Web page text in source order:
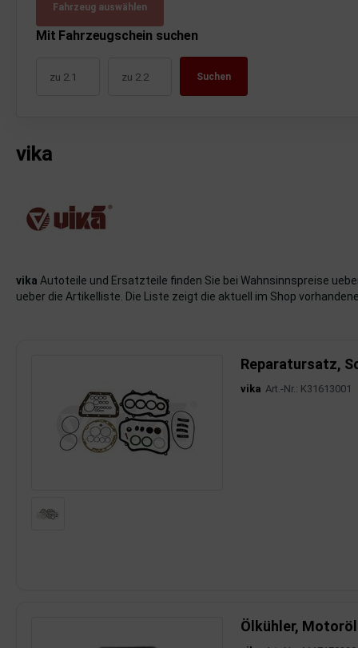
Fahrzeug auswählen
Mit Fahrzeugschein suchen
Suchen
vika
vika Autoteile und Ersatzteile finden Sie bei Wahnsinnspreise
ueber die Artikelliste. Die Liste zeigt die aktuell im Shop
Reparatursatz,
vika Art.-Nr.: K31613001
Ölkühler, Motoröl
Aufbauten